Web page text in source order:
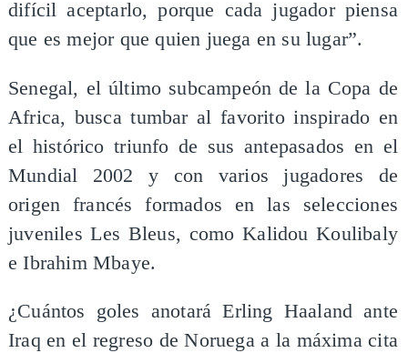
difícil aceptarlo, porque cada jugador piensa
que es mejor que quien juega en su lugar”.
Senegal, el último subcampeón de la Copa de
Africa, busca tumbar al favorito inspirado en
el histórico triunfo de sus antepasados en el
Mundial 2002 y con varios jugadores de
origen francés formados en las selecciones
juveniles Les Bleus, como Kalidou Koulibaly
e Ibrahim Mbaye.
¿Cuántos goles anotará Erling Haaland ante
Iraq en el regreso de Noruega a la máxima cita